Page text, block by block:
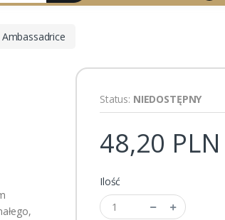
Status: NIEDOSTĘPNY
48,20 PLN
Ilość